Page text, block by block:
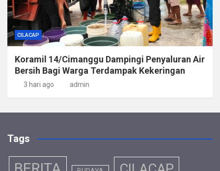
CILACAP
Koramil 14/Cimanggu Dampingi Penyaluran Air
Bersih Bagi Warga Terdampak Kekeringan
3 hari ago admin
Tags